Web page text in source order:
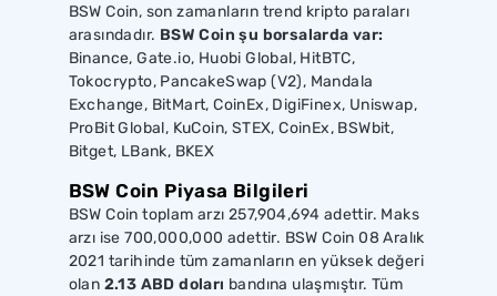
BSW Coin, son zamanların trend kripto paraları
arasındadır. BSW Coin şu borsalarda var:
Binance, Gate.io, Huobi Global, HitBTC,
Tokocrypto, PancakeSwap (V2), Mandala
Exchange, BitMart, CoinEx, DigiFinex, Uniswap,
ProBit Global, KuCoin, STEX, CoinEx, BSWbit,
Bitget, LBank, BKEX
BSW Coin Piyasa Bilgileri
BSW Coin toplam arzı 257,904,694 adettir. Maks
arzı ise 700,000,000 adettir. BSW Coin 08 Aralık
2021 tarihinde tüm zamanların en yüksek değeri
olan 2.13 ABD doları bandına ulaşmıştır. Tüm